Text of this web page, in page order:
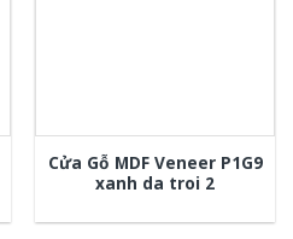
Cửa Gỗ MDF Veneer P1G9
xanh da troi 2